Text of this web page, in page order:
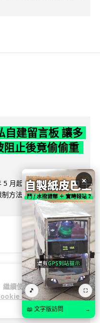
繼續使用
政
自建留言板 讓多
阻止後竟偷偷重
月起竟私自建立秘密留言
方法，最終入侵
×
🎵 ⛶
📖 文字版訪問 →